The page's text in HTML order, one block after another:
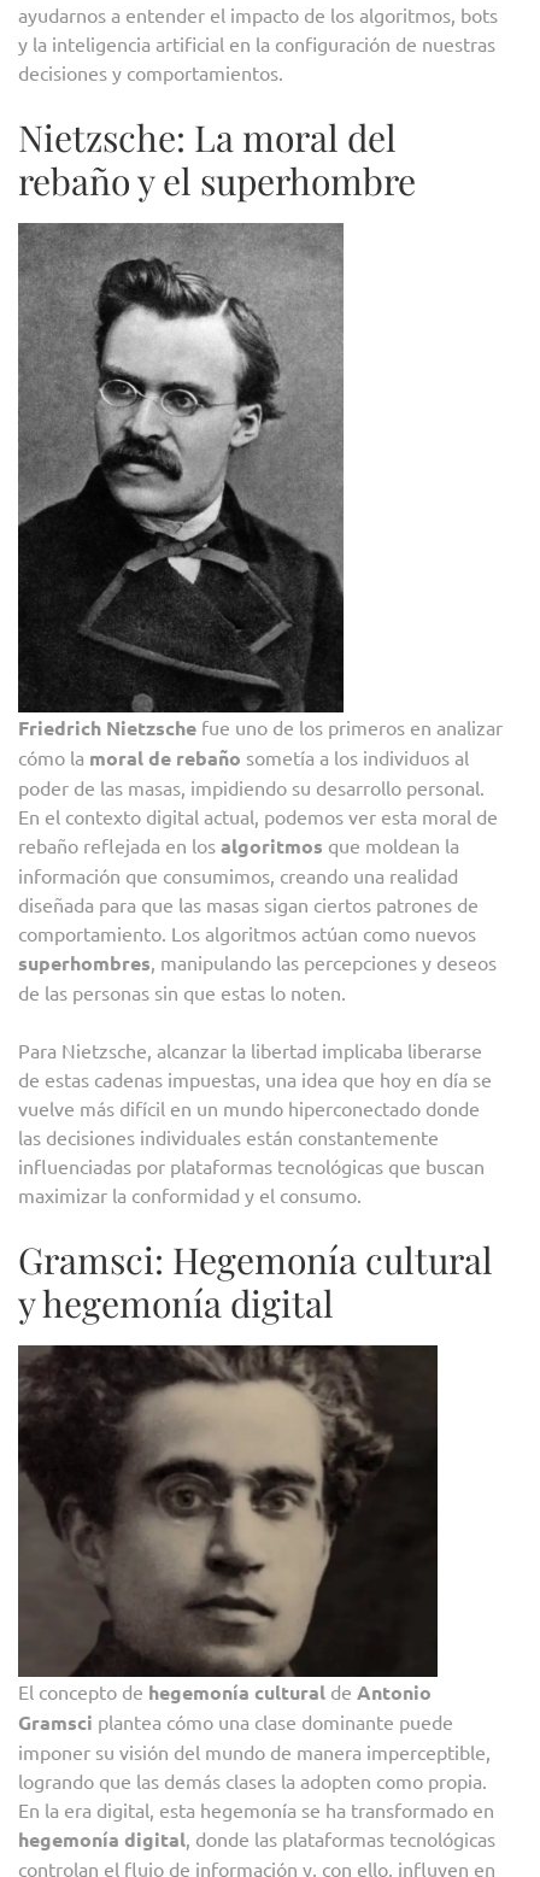
ayudarnos a entender el impacto de los algoritmos, bots
y la inteligencia artificial en la configuración de nuestras
decisiones y comportamientos.
Nietzsche: La moral del
rebaño y el superhombre
Friedrich Nietzsche fue uno de los primeros en analizar
cómo la moral de rebaño sometía a los individuos al
poder de las masas, impidiendo su desarrollo personal.
En el contexto digital actual, podemos ver esta moral de
rebaño reflejada en los algoritmos que moldean la
información que consumimos, creando una realidad
diseñada para que las masas sigan ciertos patrones de
comportamiento. Los algoritmos actúan como nuevos
superhombres, manipulando las percepciones y deseos
de las personas sin que estas lo noten.
Para Nietzsche, alcanzar la libertad implicaba liberarse
de estas cadenas impuestas, una idea que hoy en día se
vuelve más difícil en un mundo hiperconectado donde
las decisiones individuales están constantemente
influenciadas por plataformas tecnológicas que buscan
maximizar la conformidad y el consumo.
Gramsci: Hegemonía cultural
y hegemonía digital
El concepto de hegemonía cultural de Antonio
Gramsci plantea cómo una clase dominante puede
imponer su visión del mundo de manera imperceptible,
logrando que las demás clases la adopten como propia.
En la era digital, esta hegemonía se ha transformado en
hegemonía digital , donde las plataformas tecnológicas
controlan el flujo de información y, con ello, influyen en